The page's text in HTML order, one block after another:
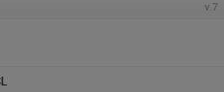
v.7